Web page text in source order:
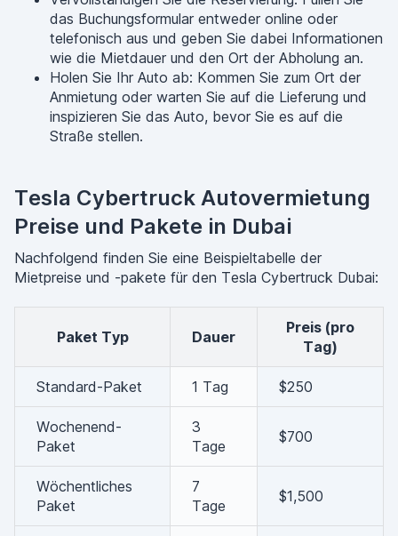
das Buchungsformular entweder online oder
telefonisch aus und geben Sie dabei Informationen
wie die Mietdauer und den Ort der Abholung an.
Holen Sie Ihr Auto ab: Kommen Sie zum Ort der
Anmietung oder warten Sie auf die Lieferung und
inspizieren Sie das Auto, bevor Sie es auf die
Straße stellen.
Tesla Cybertruck Autovermietung
Preise und Pakete in Dubai
Nachfolgend finden Sie eine Beispieltabelle der
Mietpreise und -pakete für den Tesla Cybertruck Dubai:
Paket Typ Dauer
Preis (pro
Tag)
Standard-Paket 1 Tag $250
Wochenend-
Paket
3
Tage
$700
Wöchentliches
Paket
7
Tage
$1,500